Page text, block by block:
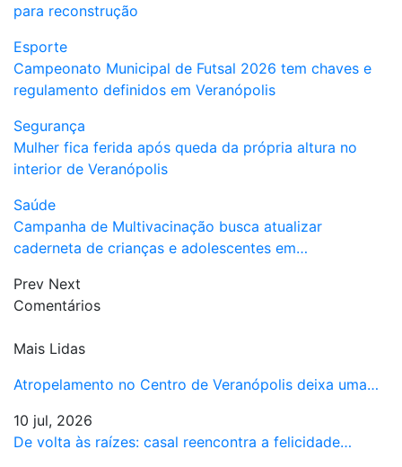
para reconstrução
Esporte
Campeonato Municipal de Futsal 2026 tem chaves e
regulamento definidos em Veranópolis
Segurança
Mulher fica ferida após queda da própria altura no
interior de Veranópolis
Saúde
Campanha de Multivacinação busca atualizar
caderneta de crianças e adolescentes em…
Prev Next
Comentários
Mais Lidas
Atropelamento no Centro de Veranópolis deixa uma…
10 jul, 2026
De volta às raízes: casal reencontra a felicidade…